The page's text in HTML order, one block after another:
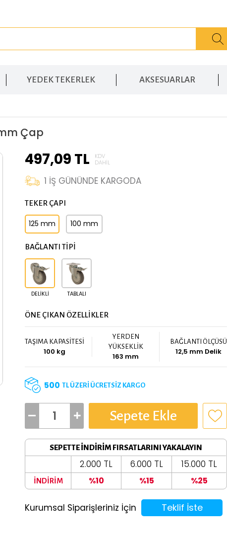
YEDEK TEKERLEK AKSESUARLAR
Çap
497,09 TL
KDV
DAHIL
1 İŞ GÜNÜNDE KARGODA
TEKER ÇAPI
125 mm 100 mm
BAĞLANTI TİPİ
DELIKLI TABLALI
ÖNE ÇIKAN ÖZELLİKLER
TAŞIMA KAPASİTESİ
100 kg
YERDEN
YÜKSEKLİK
163 mm
BAĞLANTI ÖLÇÜSÜ
12,5 mm Delik
500 TL ÜZERİ ÜCRETSİZ KARGO
Sepete Ekle
SEPETTE İNDİRİM FIRSATLARINI YAKALAYIN
2.000 TL 6.000 TL 15.000 TL
İNDİRİM %10 %15 %25
Kurumsal Siparişleriniz İçin Teklif İste